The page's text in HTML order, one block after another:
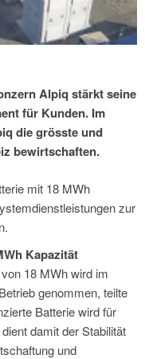
Alpiq stärkt seine
für Kunden. Im
die grösste und
bewirtschaften.
mit 18 MWh
zur
Kapazität
18 MWh wird im
genommen, teilte
Batterie wird für
damit der Stabilität
und